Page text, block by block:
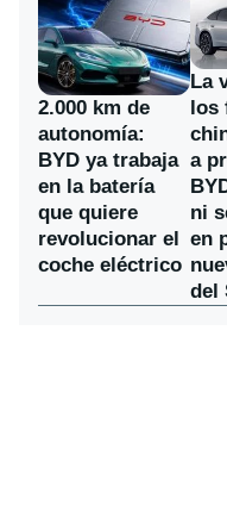
2.000 km de
autonomía:
BYD ya trabaja
en la batería
que quiere
revolucionar el
coche eléctrico
La
los
a
ni
en
del